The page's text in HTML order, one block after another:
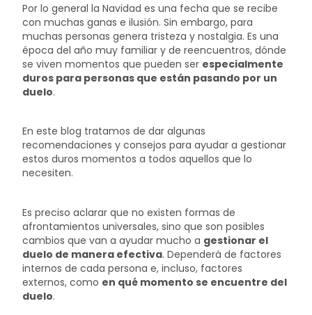
Por lo general la Navidad es una fecha que se recibe
con muchas ganas e ilusión. Sin embargo, para
muchas personas genera tristeza y nostalgia. Es una
época del año muy familiar y de reencuentros, dónde
se viven momentos que pueden ser especialmente
duros para personas que están pasando por un
duelo.
En este blog tratamos de dar algunas
recomendaciones y consejos para ayudar a gestionar
estos duros momentos a todos aquellos que lo
necesiten.
Es preciso aclarar que no existen formas de
afrontamientos universales, sino que son posibles
cambios que van a ayudar mucho a gestionar el
duelo de manera efectiva. Dependerá de factores
internos de cada persona e, incluso, factores
externos, como en qué momento se encuentre del
duelo.